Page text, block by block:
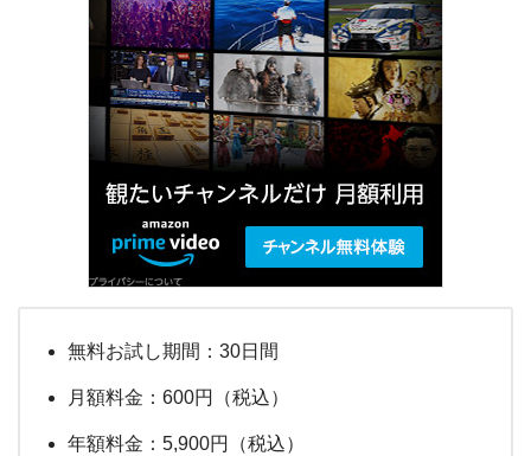
無料お試し期間：30日間
月額料金：600円（税込）
年額料金：5,900円（税込）